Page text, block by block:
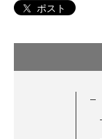
ポスト